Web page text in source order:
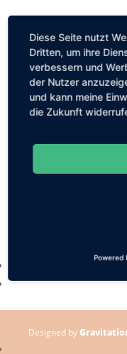
Designed by
Diese Seite nutzt
Dritten, um ihre
verbessern und
der Nutzer
und kann meine
die Zukunft
Powered